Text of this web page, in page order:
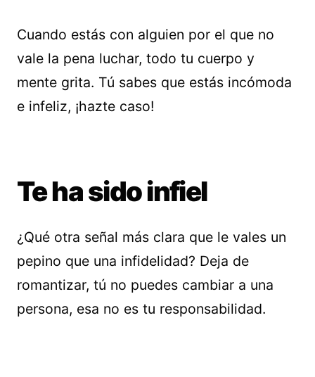
Cuando estás con alguien por el que no
vale la pena luchar, todo tu cuerpo y
mente grita. Tú sabes que estás incómoda
e infeliz, ¡hazte caso!
Te ha sido infiel
¿Qué otra señal más clara que le vales un
pepino que una infidelidad? Deja de
romantizar, tú no puedes cambiar a una
persona, esa no es tu responsabilidad.